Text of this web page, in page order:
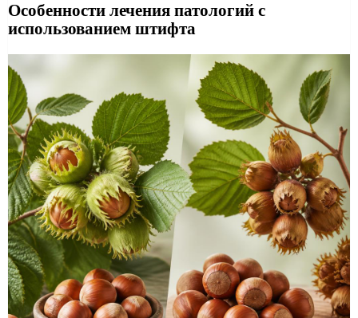
Особенности лечения патологий с
использованием штифта